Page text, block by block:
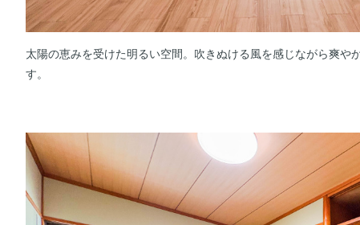
太陽の恵みを受けた明るい空間。吹きぬける風を感じながら爽や
す。